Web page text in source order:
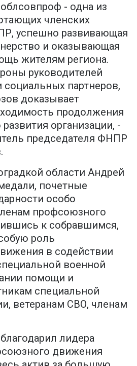
- одна из
членских
успешно развивающая
и оказывающая
жителям региона.
руководителей
социальных партнеров,
доказывает
продолжения
организации, -
председателя ФНПР
области Андрей
почетные
особо
профсоюзного
к собравшимся,
роль
в содействии
военной
помощи и
специальной
ветеранам СВО, членам
лидера
движения